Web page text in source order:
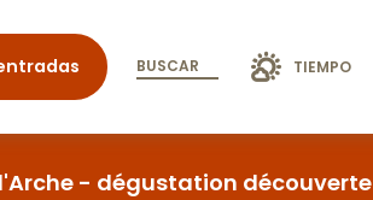
BUSCAR TIEMPO
- dégustation découverte